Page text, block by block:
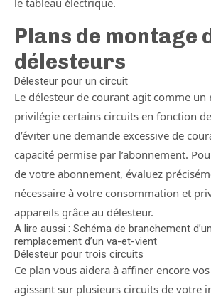
le tableau électrique.
Plans de montage
délesteurs
Délesteur pour un circuit
Le délesteur de courant agit comme un
privilégie certains circuits en fonction
d’éviter une demande excessive de
capacité permise par l’abonnement.
de votre abonnement, évaluez
nécessaire à votre consommation et
appareils grâce au délesteur.
A lire aussi : Schéma de branchement
remplacement d’un va-et-vient
Délesteur pour trois circuits
Ce plan vous aidera à affiner encore
agissant sur plusieurs circuits de votre